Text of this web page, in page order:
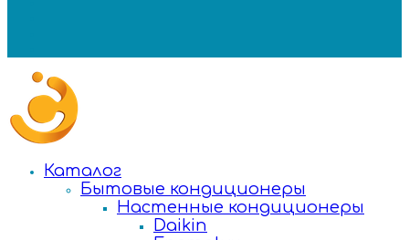
Каталог
Бытовые кондиционеры
Настенные кондиционеры
Daikin